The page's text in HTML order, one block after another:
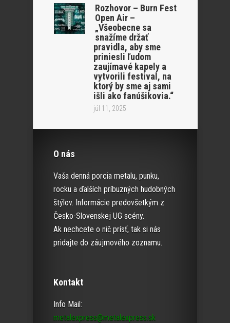
Rozhovor – Burn Fest
Open Air –
„Všeobecne sa
snažíme držať
pravidla, aby sme
priniesli ľudom
zaujímavé kapely a
vytvorili festival, na
ktorý by sme aj sami
išli ako fanúšikovia.“
júl 11, 2025
O nás
Vaša denná porcia metalu, punku,
rocku a ďalších príbuzných hudobných
štýlov. Informácie predovšetkým z
Česko-Slovenskej UG scény.
Ak nechcete o nič prísť, tak si nás
pridajte do záujmového zoznamu.
Kontakt
Info Mail:
metalexpress@metalexpress.sk